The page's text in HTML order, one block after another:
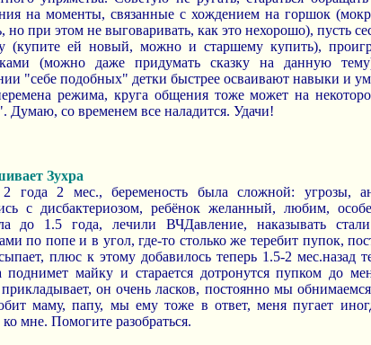
на моменты, связанные с хождением на горшок
но при этом не выговаривать, как это нехорошо), пусть
(купите ей новый, можно и старшему купить),
(можно даже придумать сказку на данную
"себе подобных" детки быстрее осваивают навыки и
режима, круга общения тоже может на
Думаю, со временем все наладится. Удачи!
Зухра
года 2 мес., беременость была сложной: угрозы,
с дисбактериозом, ребёнок желанный, любим,
до 1.5 года, лечили ВЧДавление, наказывать
по попе и в угол, где-то столько же теребит пупок,
плюс к этому добавилось теперь 1.5-2 мес.назад
поднимет майку и старается дотронутся пупком до
он очень ласков, постоянно мы
маму, папу, мы ему тоже в ответ, меня пугает
ко мне. Помогите разобраться.